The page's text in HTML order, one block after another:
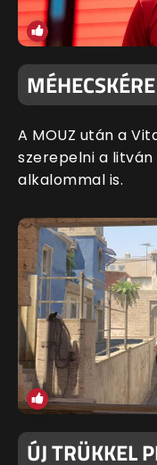
A MOUZ után a
szerepelni a
alkalommal is.
ÚJ TRÜKKEL